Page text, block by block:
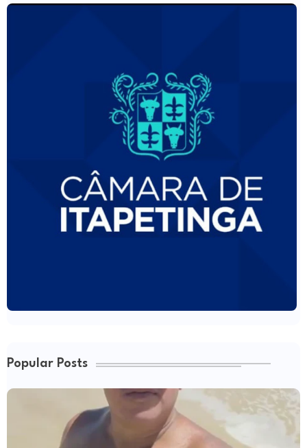
Popular Posts